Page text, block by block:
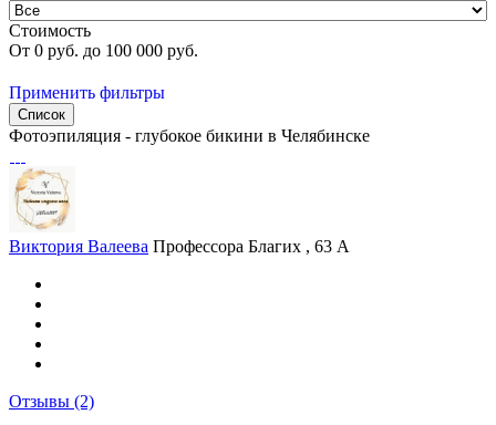
Стоимость
От 0 руб. до 100 000 руб.
Применить фильтры
Список
Фотоэпиляция - глубокое бикини в Челябинске
Виктория Валеева Профессора Благих , 63 А
Отзывы (2)